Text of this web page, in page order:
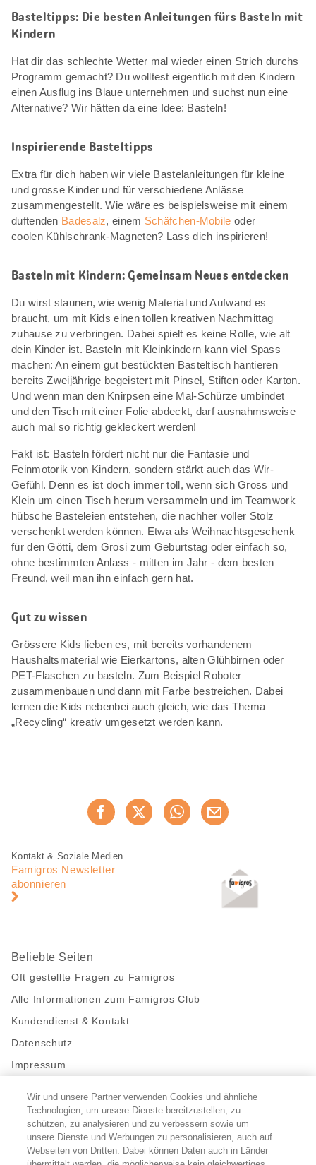
Basteltipps: Die besten Anleitungen fürs Basteln mit
Kindern
Hat dir das schlechte Wetter mal wieder einen Strich durchs
Programm gemacht? Du wolltest eigentlich mit den Kindern
einen Ausflug ins Blaue unternehmen und suchst nun eine
Alternative? Wir hätten da eine Idee: Basteln!
Inspirierende Basteltipps
Extra für dich haben wir viele Bastelanleitungen für kleine
und grosse Kinder und für verschiedene Anlässe
zusammengestellt. Wie wäre es beispielsweise mit einem
duftenden Badesalz, einem Schäfchen-Mobile oder
coolen Kühlschrank-Magneten? Lass dich inspirieren!
Basteln mit Kindern: Gemeinsam Neues entdecken
Du wirst staunen, wie wenig Material und Aufwand es
braucht, um mit Kids einen tollen kreativen Nachmittag
zuhause zu verbringen. Dabei spielt es keine Rolle, wie alt
dein Kinder ist. Basteln mit Kleinkindern kann viel Spass
machen: An einem gut bestückten Basteltisch hantieren
bereits Zweijährige begeistert mit Pinsel, Stiften oder Karton.
Und wenn man den Knirpsen eine Mal-Schürze umbindet
und den Tisch mit einer Folie abdeckt, darf ausnahmsweise
auch mal so richtig gekleckert werden!
Fakt ist: Basteln fördert nicht nur die Fantasie und
Feinmotorik von Kindern, sondern stärkt auch das Wir-
Gefühl. Denn es ist doch immer toll, wenn sich Gross und
Klein um einen Tisch herum versammeln und im Teamwork
hübsche Basteleien entstehen, die nachher voller Stolz
verschenkt werden können. Etwa als Weihnachtsgeschenk
für den Götti, dem Grosi zum Geburtstag oder einfach so,
ohne bestimmten Anlass - mitten im Jahr - dem besten
Freund, weil man ihn einfach gern hat.
Gut zu wissen
Grössere Kids lieben es, mit bereits vorhandenem
Haushaltsmaterial wie Eierkartons, alten Glühbirnen oder
PET-Flaschen zu basteln. Zum Beispiel Roboter
zusammenbauen und dann mit Farbe bestreichen. Dabei
lernen die Kids nebenbei auch gleich, wie das Thema
„Recycling“ kreativ umgesetzt werden kann.
Jetzt weiterempfehlen
Fusszeile
Fusszeile
Navigation
Kontakt & Soziale Medien
Famigros Newsletter
abonnieren
Beliebte Seiten
Oft gestellte Fragen zu Famigros
Alle Informationen zum Famigros Club
Kundendienst & Kontakt
Datenschutz
Impressum
Bleibe mit uns in Kontakt
Facebook
https://twitter.com/migros
https://www.youtube.com/user/
PinterestInstagram
Wir und unsere Partner verwenden Cookies und ähnliche
Technologien, um unsere Dienste bereitzustellen, zu
schützen, zu analysieren und zu verbessern sowie um
unsere Dienste und Werbungen zu personalisieren, auch auf
Webseiten von Dritten. Dabei können Daten auch in Länder